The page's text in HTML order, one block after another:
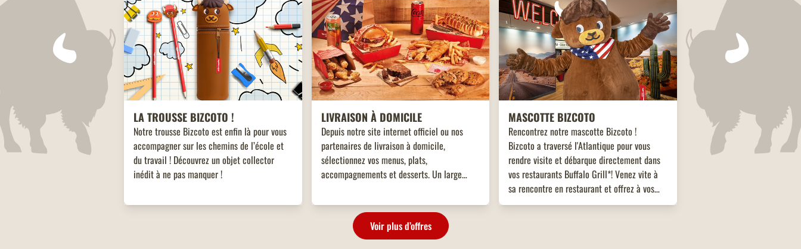
LA TROUSSE BIZCOTO !
Notre trousse Bizcoto est enfin là pour vous
accompagner sur les chemins de l’école et
du travail ! Découvrez un objet collector
inédit à ne pas manquer !
LIVRAISON À DOMICILE
Depuis notre site internet officiel ou nos
partenaires de livraison à domicile,
sélectionnez vos menus, plats,
accompagnements et desserts. Un large
les envies !
MASCOTTE BIZCOTO
Rencontrez notre mascotte Bizcoto !
Bizcoto a traversé l'Atlantique pour vous
rendre visite et débarque directement dans
vos restaurants Buffalo Grill*! Venez vite à
sa rencontre en restaurant et offrez à vos
enfants une expérience unique et mémorable
Voir plus d’offres